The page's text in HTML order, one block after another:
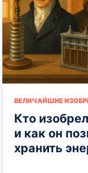
ВЕЛИЧАЙШИЕ
Кто
и как он
хранить